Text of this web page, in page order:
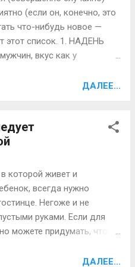
в том числе
вес и уровень
также дает женщине
каблуки", - замечает он.
высокие мужчины. "Новое
(если он, конечно, это
что-нибудь новое —
этот список. 1. НАДЕНЬ
вкус как у
розочками на разных
заползает в постель в
— способностью
— обладает лишь один
этому одному
мужчин, в отличие от
зрительные образы, чем
вовсе не требуем, чтобы
ДАЛЕЕ...
которой живет и
всегда нужно
Негоже и не
руками. Если для
можете придумать, что
не знать, что именно
ДАЛЕЕ...